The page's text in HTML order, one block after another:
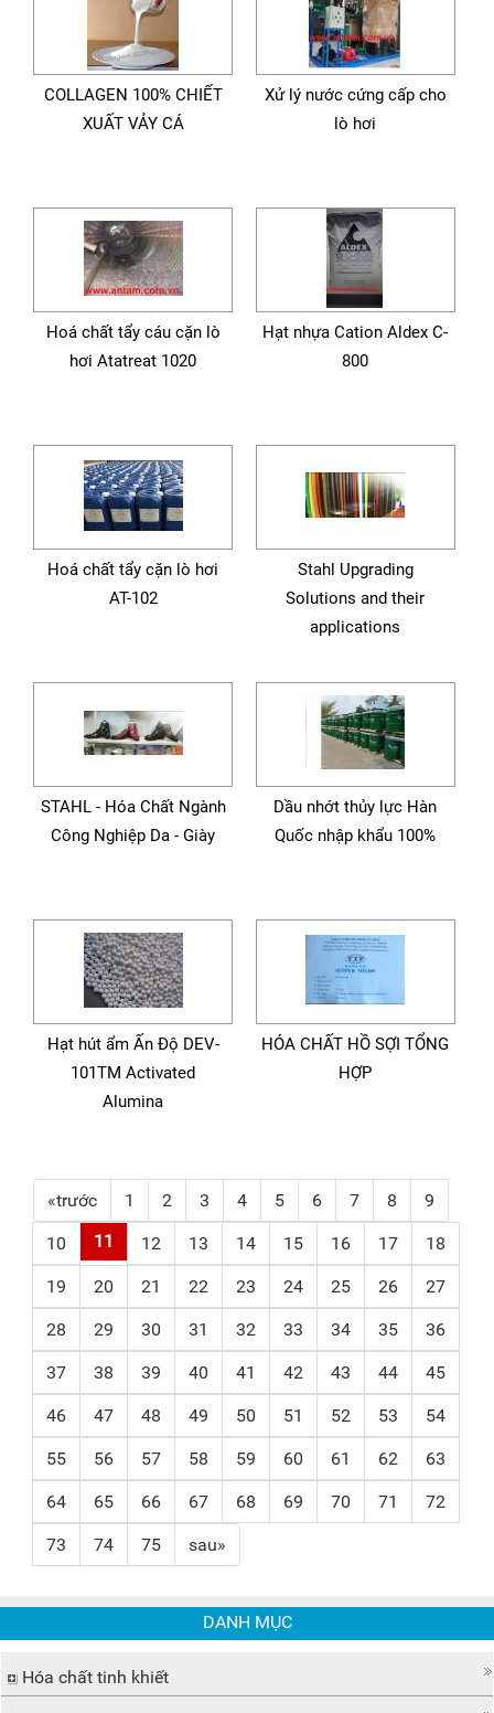
COLLAGEN 100% CHIẾT
XUẤT VẢY CÁ
Xử lý nước cứng cấp cho
lò hơi
Hoá chất tẩy cáu cặn lò
hơi Atatreat 1020
Hạt nhựa Cation Aldex C-
800
Hoá chất tẩy cặn lò hơi
AT-102
Stahl Upgrading
Solutions and their
applications
STAHL - Hóa Chất Ngành
Công Nghiệp Da - Giày
Dầu nhớt thủy lực Hàn
Quốc nhập khẩu 100%
Hạt hút ẩm Ấn Độ DEV-
101TM Activated
Alumina
HÓA CHẤT HỒ SỢI TỔNG
HỢP
«trước 1 2 3 4 5 6 7 8 9
10 11 12 13 14 15 16 17 18
19 20 21 22 23 24 25 26 27
28 29 30 31 32 33 34 35 36
37 38 39 40 41 42 43 44 45
46 47 48 49 50 51 52 53 54
55 56 57 58 59 60 61 62 63
64 65 66 67 68 69 70 71 72
73 74 75 sau»
DANH MỤC
Hóa chất tinh khiết